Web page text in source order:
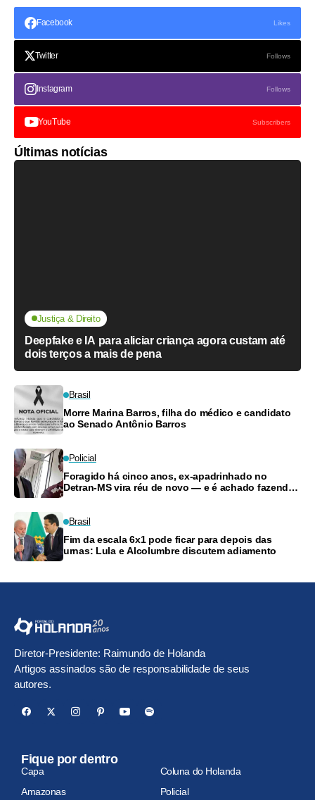
Facebook Likes
Twitter Follows
Instagram Follows
YouTube Subscribers
Últimas notícias
Justiça & Direito
Deepfake e IA para aliciar criança agora custam até
dois terços a mais de pena
Brasil
Morre Marina Barros, filha do médico e candidato
ao Senado Antônio Barros
Policial
Foragido há cinco anos, ex-apadrinhado no
Detran-MS vira réu de novo — e é achado fazendo
Brasil
Fim da escala 6x1 pode ficar para depois das
urnas: Lula e Alcolumbre discutem adiamento
Diretor-Presidente: Raimundo de Holanda
Artigos assinados são de responsabilidade de seus
autores.
Fique por dentro
Capa
Coluna do Holanda
Amazonas
Policial